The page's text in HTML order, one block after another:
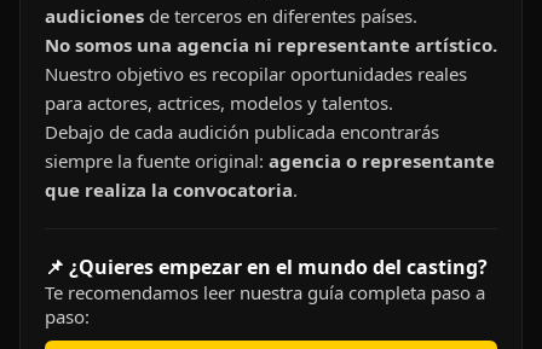
audiciones de terceros en diferentes países.
No somos una agencia ni representante artístico.
Nuestro objetivo es recopilar oportunidades reales
para actores, actrices, modelos y talentos.
Debajo de cada audición publicada encontrarás
siempre la fuente original: agencia o representante
que realiza la convocatoria.
📌 ¿Quieres empezar en el mundo del casting?
Te recomendamos leer nuestra guía completa paso a
paso: